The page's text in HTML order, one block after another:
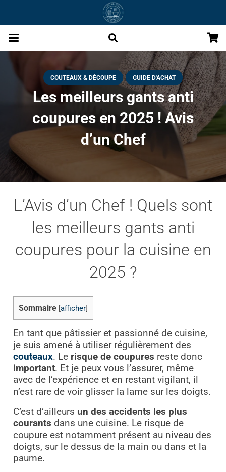
COUTEAUX & DÉCOUPE GUIDE D'ACHAT
Les meilleurs gants anti
coupures en 2025 ! Avis
d’un Chef
L’Avis d’un Chef ! Quels sont
les meilleurs gants anti
coupures pour la cuisine en
2025 ?
Sommaire afficher]
En tant que pâtissier et passionné de cuisine,
je suis amené à utiliser régulièrement des
couteaux. Le risque de coupures reste donc
important. Et je peux vous l’assurer, même
avec de l’expérience et en restant vigilant, il
n’est rare de voir glisser la lame sur les doigts.
C’est d’ailleurs un des accidents les plus
courants dans une cuisine. Le risque de
coupure est notamment présent au niveau des
doigts, sur le dessus de la main ou dans et la
paume.